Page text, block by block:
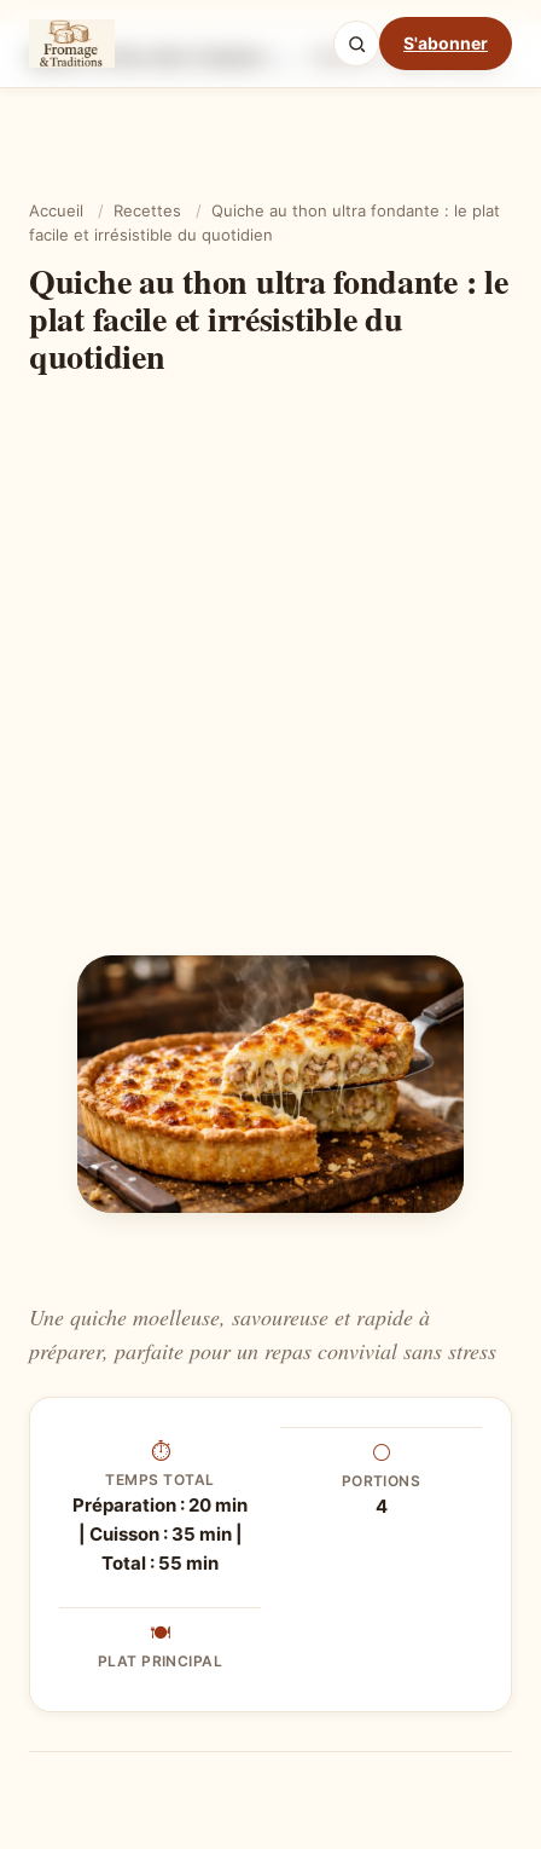
S'abonner
Ingrédients Étapes
Mode cuisine
Accueil / Recettes / Quiche au thon ultra fondante : le plat
facile et irrésistible du quotidien
Quiche au thon ultra fondante : le
plat facile et irrésistible du
quotidien
Une quiche moelleuse, savoureuse et rapide à
préparer, parfaite pour un repas convivial sans stress
⏱
TEMPS TOTAL
Préparation : 20 min
| Cuisson : 35 min |
Total : 55 min
⚪
PORTIONS
4
🍽
PLAT PRINCIPAL